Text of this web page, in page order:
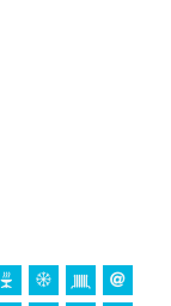
piragüismo,
acuático (a
de 10